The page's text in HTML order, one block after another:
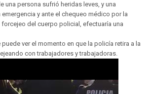
una persona sufrió heridas leves, y una
y ante el chequeo médico por la
del cuerpo policial, efectuaría una
ver el momento en que la policía retira a la
con trabajadores y trabajadoras.